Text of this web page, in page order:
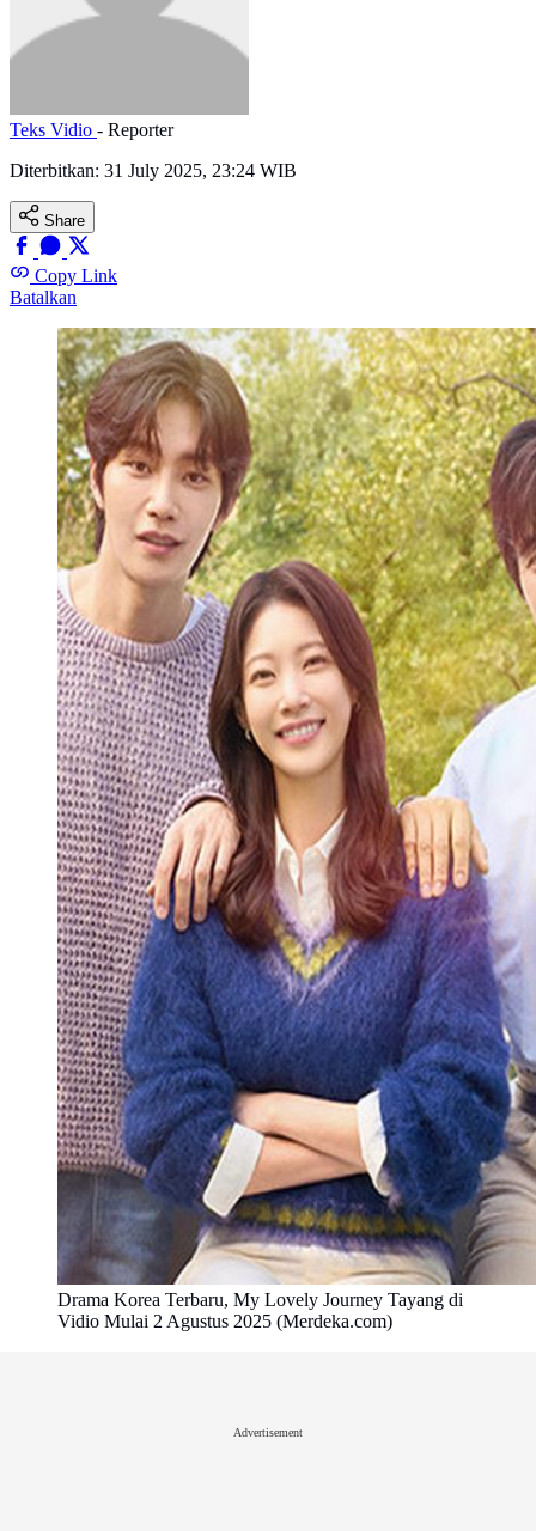
Teks Vidio - Reporter
Diterbitkan: 31 July 2025, 23:24 WIB
Share
Copy Link
Batalkan
Drama Korea Terbaru, My Lovely Journey Tayang di
Vidio Mulai 2 Agustus 2025 (Merdeka.com)
Advertisement